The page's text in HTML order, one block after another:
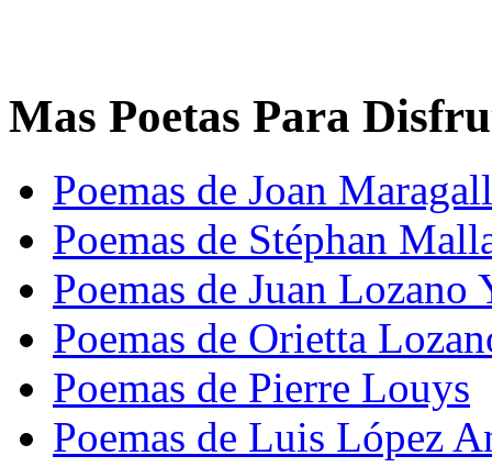
Mas Poetas Para
Poemas de Joan Maragall
Poemas de Stéphan
Poemas de Juan Lozano
Poemas de Orietta
Poemas de Pierre Louys
Poemas de Luis López